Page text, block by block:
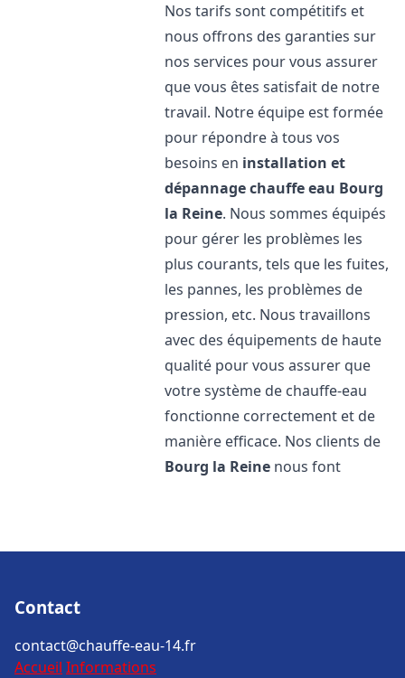
Nos tarifs sont compétitifs et
nous offrons des garanties sur
nos services pour vous assurer
que vous êtes satisfait de notre
travail. Notre équipe est formée
pour répondre à tous vos
besoins en installation et
dépannage chauffe eau Bourg
la Reine. Nous sommes équipés
pour gérer les problèmes les
plus courants, tels que les fuites,
les pannes, les problèmes de
pression, etc. Nous travaillons
avec des équipements de haute
qualité pour vous assurer que
votre système de chauffe-eau
fonctionne correctement et de
manière efficace. Nos clients de
Bourg la Reine nous font
Contact
contact@chauffe-eau-14.fr
Accueil Informations